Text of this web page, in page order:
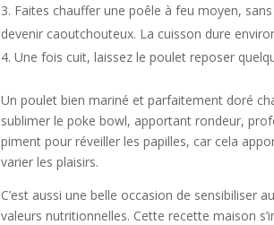
Faites chauffer une poêle à feu moyen,
devenir caoutchouteux. La cuisson dure
Une fois cuit, laissez le poulet reposer
Un poulet bien mariné et parfaitement doré
sublimer le poke bowl, apportant rondeur,
piment pour réveiller les papilles, car cela
varier les plaisirs.
C’est aussi une belle occasion de
valeurs nutritionnelles. Cette recette maison